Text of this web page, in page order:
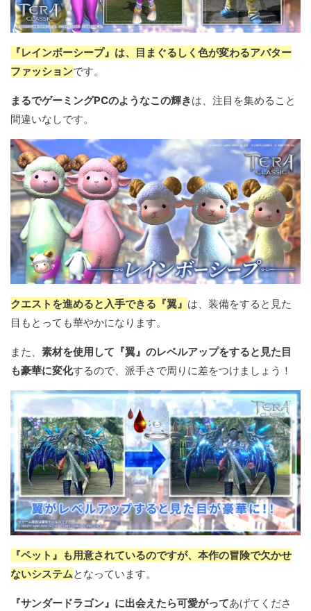
『レインボーシープ』は、目まぐるしく色が変わるアバター
ファッションです。
まるでゲーミングPCのようなこの輝きは、注目を集めること
間違いなしです。
クエストを進めると入手できる『翼』 は、装備をすると見た
目もとっても華やかになります。
また、 素材を使用して『翼』のレベルアップをすると見た目
も豪華に変化するので、派手さで周りに差をつけましょう！
『ペット』も用意されているのですが、本作の冒険で欠かせ
ないシステムとなっています。
『サンダードラゴン』に出会えたら可愛がってあげてくださ